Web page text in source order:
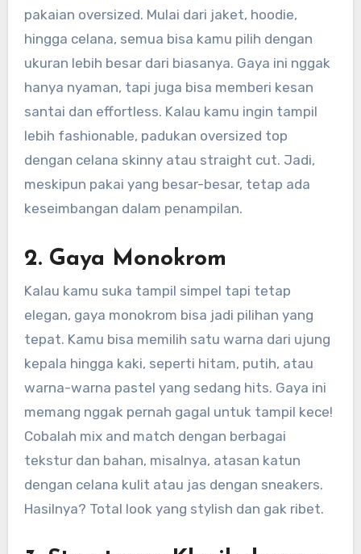
pakaian oversized. Mulai dari jaket, hoodie,
hingga celana, semua bisa kamu pilih dengan
ukuran lebih besar dari biasanya. Gaya ini nggak
hanya nyaman, tapi juga bisa memberi kesan
santai dan effortless. Kalau kamu ingin tampil
lebih fashionable, padukan oversized top
dengan celana skinny atau straight cut. Jadi,
meskipun pakai yang besar-besar, tetap ada
keseimbangan dalam penampilan.
2. Gaya Monokrom
Kalau kamu suka tampil simpel tapi tetap
elegan, gaya monokrom bisa jadi pilihan yang
tepat. Kamu bisa memilih satu warna dari ujung
kepala hingga kaki, seperti hitam, putih, atau
warna-warna pastel yang sedang hits. Gaya ini
memang nggak pernah gagal untuk tampil kece!
Cobalah mix and match dengan berbagai
tekstur dan bahan, misalnya, atasan katun
dengan celana kulit atau jas dengan sneakers.
Hasilnya? Total look yang stylish dan gak ribet.